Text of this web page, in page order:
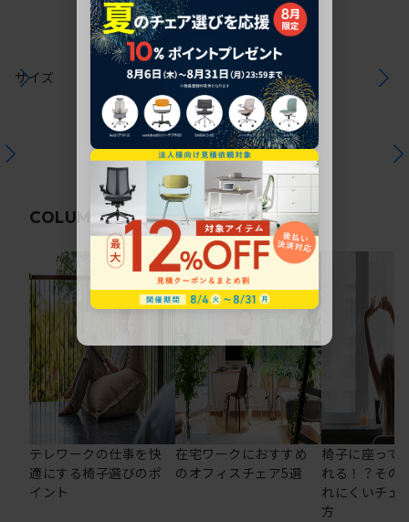
サイズ
COLUMN関連コラム
テレワークの仕事を快
適にする椅子選びのポ
イント
在宅ワークにおすすめ
のオフィスチェア5選
椅子に座って
れる！？その
れにくいチェ
方